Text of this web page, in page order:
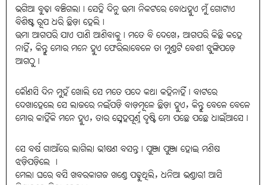
ଭଗିଆ ବୁଢ଼ା ବଞ୍ଚିଗଲା। ସେହି ଦିନୁ ଉମା ନିକଟରେ ବୋଧହୁଏ ମୁଁ ଗୋଟାଏ
ବିଶିଷ୍ଟ ରୂପ ଧରି ଛିଡ଼ା ହେଲି।
ଉମା ଆଗପରି ଯାଏ ପାଣି ଆଣିବାକୁ। ମତେ ବି ଦେଖେ, ଆଗପରି କିଛି କହେ
ନାହିଁ, କିନ୍ତୁ ମୋର ମନେ ହୁଏ ଫେରିଲାବେଳେ ତା ମୁଣ୍ଡଟି ବେଶୀ ଝୁଙ୍କିପଡ଼େ
ଆଗଠୁ।
କୌଣସି ଦିନ ମୁହଁ ଖୋଲି ସେ ମତେ ପଦେ କଥା କହିନାହିଁ। ବାଟରେ
ଦେଖାହେଲେ ସେ ଲାଜରେ ନଇଁପଡ଼ି ବାଡ଼ମୂଳେ ଛିଡ଼ା ହୁଏ, କିନ୍ତୁ ବେଳେ ବେଳେ
ମୋର କାହିଁକି ମନେ ହୁଏ, ତାର ସ୍ନେହପୂର୍ଣ୍ନ ଦୃଷ୍ଟି ମୋ ପଛେ ପଛେ ଧାଇଁଆସେ।
ସେ ବର୍ଷ ଗାଆଁରେ ଲାଗିଲା ଭୀଷଣ ବସନ୍ତ। ପୁଞ୍ଜା ପୁଞ୍ଜା ହୋଇ ମଣିଷ
ଝଡ଼ିପଡ଼ିଲେ ।
ମେଲା ଘରେ ବସି ଖବରକାଗଜ ଖଣ୍ଡେ ପଢ଼ୁଥିଲି, ଧନିଆ ଭଣ୍ଡାରୀ ଆସି